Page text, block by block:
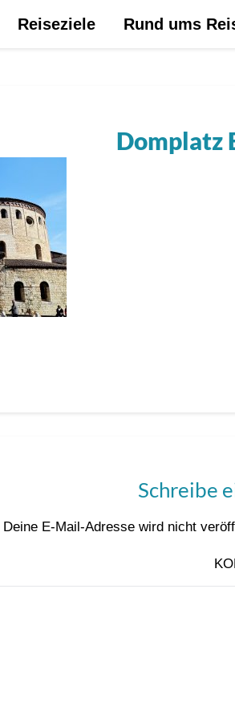
…
Reiseziele Rund ums
Domplatz
Schreibe
Deine E-Mail-Adresse wird nicht